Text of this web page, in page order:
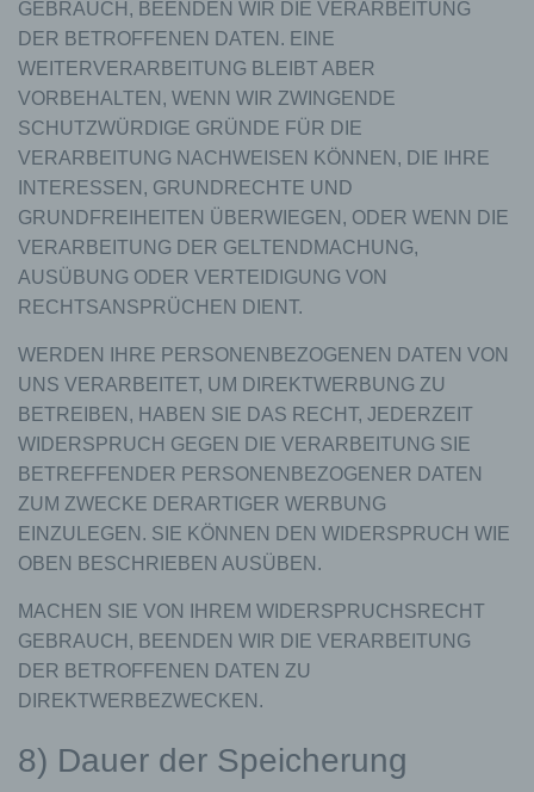
GEBRAUCH, BEENDEN WIR DIE VERARBEITUNG
DER BETROFFENEN DATEN. EINE
WEITERVERARBEITUNG BLEIBT ABER
VORBEHALTEN, WENN WIR ZWINGENDE
SCHUTZWÜRDIGE GRÜNDE FÜR DIE
VERARBEITUNG NACHWEISEN KÖNNEN, DIE IHRE
INTERESSEN, GRUNDRECHTE UND
GRUNDFREIHEITEN ÜBERWIEGEN, ODER WENN DIE
VERARBEITUNG DER GELTENDMACHUNG,
AUSÜBUNG ODER VERTEIDIGUNG VON
RECHTSANSPRÜCHEN DIENT.
WERDEN IHRE PERSONENBEZOGENEN DATEN VON
UNS VERARBEITET, UM DIREKTWERBUNG ZU
BETREIBEN, HABEN SIE DAS RECHT, JEDERZEIT
WIDERSPRUCH GEGEN DIE VERARBEITUNG SIE
BETREFFENDER PERSONENBEZOGENER DATEN
ZUM ZWECKE DERARTIGER WERBUNG
EINZULEGEN. SIE KÖNNEN DEN WIDERSPRUCH WIE
OBEN BESCHRIEBEN AUSÜBEN.
MACHEN SIE VON IHREM WIDERSPRUCHSRECHT
GEBRAUCH, BEENDEN WIR DIE VERARBEITUNG
DER BETROFFENEN DATEN ZU
DIREKTWERBEZWECKEN.
8) Dauer der Speicherung
ferner mit dem Ziel ausgewertet, den Datenschutz
und die Datensicherheit in unserem Unternehmen
zu erhöhen, um letztlich ein optimales
Schutzniveau für die von uns verarbeiteten
personenbezogenen Daten sicherzustellen. Die
anonymen Daten der Server-Logfiles werden
getrennt von allen durch eine betroffene Person
angegebenen personenbezogenen Daten
gespeichert.
Die betroffene Person hat die Möglichkeit, sich auf
der Internetseite des für die Verarbeitung
Verantwortlichen unter Angabe von
Welche personenbezogenen Daten dabei an den
für die Verarbeitung Verantwortlichen übermittelt
werden, ergibt sich aus der jeweiligen
Eingabemaske, die für die Registrierung
verwendet wird. Die von der betroffenen Person
eingegebenen personenbezogenen Daten werden
ausschließlich für die interne Verwendung bei dem
für die Verarbeitung Verantwortlichen und für
eigene Zwecke erhoben und gespeichert. Der für
die Verarbeitung Verantwortliche kann die
Weitergabe an einen oder mehrere
Auftragsverarbeiter, beispielsweise einen
Paketdienstleister, veranlassen, der die
personenbezogenen Daten ebenfalls
ausschließlich für eine interne Verwendung, die
zuzurechnen ist, nutzt.
Durch eine Registrierung auf der Internetseite des